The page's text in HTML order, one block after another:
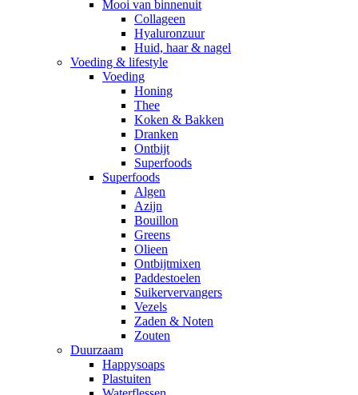
Mooi van binnenuit
Collageen
Hyaluronzuur
Huid, haar & nagel
Voeding & lifestyle
Voeding
Honing
Thee
Koken & Bakken
Dranken
Ontbijt
Superfoods
Superfoods
Algen
Azijn
Bouillon
Greens
Olieen
Ontbijtmixen
Paddestoelen
Suikervervangers
Vezels
Zaden & Noten
Zouten
Duurzaam
Happysoaps
Plastuiten